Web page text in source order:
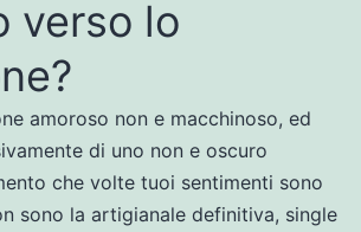
verso lo
amoroso non e macchinoso, ed
di uno non e oscuro
che volte tuoi sentimenti sono
sono la artigianale definitiva, single